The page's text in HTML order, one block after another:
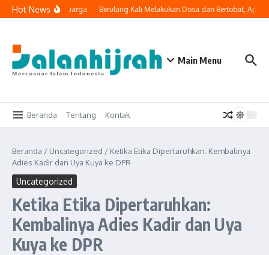
Lewati ke konten
Hot News
ke Ruang Keluarga Berulang Kali Melakukan Dosa dan Bertobat,
Main Menu
Beranda Tentang Kontak
Beranda / Uncategorized / Ketika Etika Dipertaruhkan: Kembalinya
Adies Kadir dan Uya Kuya ke DPR
Uncategorized
Ketika Etika Dipertaruhkan:
Kembalinya Adies Kadir dan Uya
Kuya ke DPR